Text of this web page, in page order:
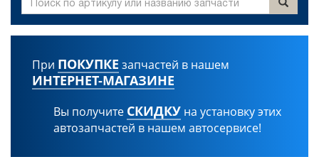
При ПОКУПКЕ запчастей в нашем
ИНТЕРНЕТ-МАГАЗИНЕ
Вы получите СКИДКУ на установку этих
автозапчастей в нашем автосервисе!